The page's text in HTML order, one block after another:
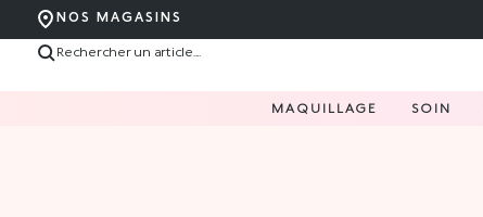
NOS MAGASINS
MAQUILLAGE SOIN